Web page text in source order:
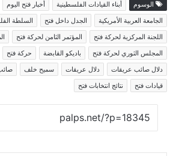
الوسوم أبناء القيادات الفلسطينية أخبار فتح اليوم
الجامعة العربية الأمريكية
الجدل داخل فتح
السلطة
اللجنة المركزية لحركة فتح
المؤتمر الثامن لحركة فتح
المجلس الثوري لحركة فتح
باديكو القابضة حركة فتح
دلال صائب عريقات
دلال عريقات سميح خلف
قيادات فتح
نتائج انتخابات فتح